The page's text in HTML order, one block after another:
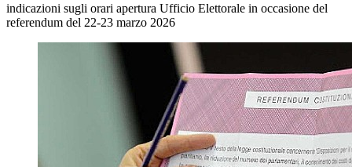
indicazioni sugli orari apertura Ufficio Elettorale in occasione del
referendum del 22-23 marzo 2026